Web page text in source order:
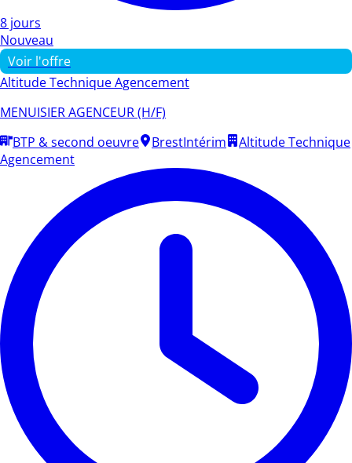
8 jours
Nouveau
Voir l'offre
Altitude Technique Agencement
MENUISIER AGENCEUR (H/F)
BTP & second oeuvre
BrestIntérim
Altitude Technique
Agencement